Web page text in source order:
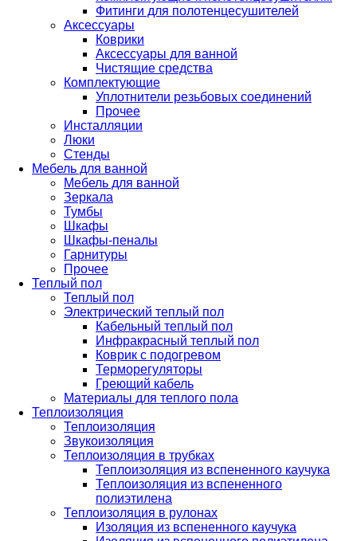
Фитинги для полотенцесушителей
Аксессуары
Коврики
Аксессуары для ванной
Чистящие средства
Комплектующие
Уплотнители резьбовых соединений
Прочее
Инсталляции
Люки
Стенды
Мебель для ванной
Мебель для ванной
Зеркала
Тумбы
Шкафы
Шкафы-пеналы
Гарнитуры
Прочее
Теплый пол
Теплый пол
Электрический теплый пол
Кабельный теплый пол
Инфракрасный теплый пол
Коврик с подогревом
Терморегуляторы
Греющий кабель
Материалы для теплого пола
Теплоизоляция
Теплоизоляция
Звукоизоляция
Теплоизоляция в трубках
Теплоизоляция из вспененного каучука
Теплоизоляция из вспененного
полиэтилена
Теплоизоляция в рулонах
Изоляция из вспененного каучука